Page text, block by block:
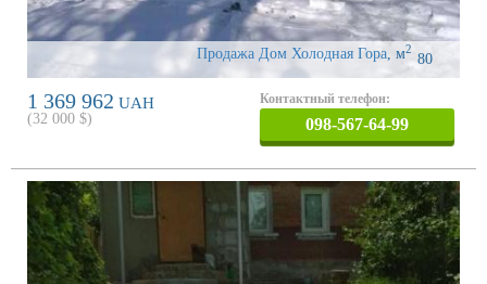
Продажа Дом Холодная Гора, 80
м2
1 369 962 UAH
(32 000 $)
Контактный телефон:
098-567-64-99